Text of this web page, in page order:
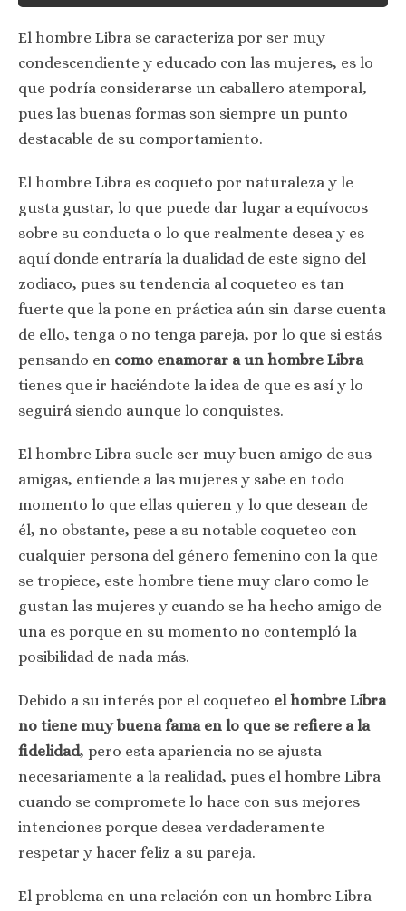
El hombre Libra se caracteriza por ser muy
condescendiente y educado con las mujeres, es lo
que podría considerarse un caballero atemporal,
pues las buenas formas son siempre un punto
destacable de su comportamiento.
El hombre Libra es coqueto por naturaleza y le
gusta gustar, lo que puede dar lugar a equívocos
sobre su conducta o lo que realmente desea y es
aquí donde entraría la dualidad de este signo del
zodiaco, pues su tendencia al coqueteo es tan
fuerte que la pone en práctica aún sin darse cuenta
de ello, tenga o no tenga pareja, por lo que si estás
pensando en como enamorar a un hombre Libra
tienes que ir haciéndote la idea de que es así y lo
seguirá siendo aunque lo conquistes.
El hombre Libra suele ser muy buen amigo de sus
amigas, entiende a las mujeres y sabe en todo
momento lo que ellas quieren y lo que desean de
él, no obstante, pese a su notable coqueteo con
cualquier persona del género femenino con la que
se tropiece, este hombre tiene muy claro como le
gustan las mujeres y cuando se ha hecho amigo de
una es porque en su momento no contempló la
posibilidad de nada más.
Debido a su interés por el coqueteo el hombre Libra
no tiene muy buena fama en lo que se refiere a la
fidelidad, pero esta apariencia no se ajusta
necesariamente a la realidad, pues el hombre Libra
cuando se compromete lo hace con sus mejores
intenciones porque desea verdaderamente
respetar y hacer feliz a su pareja.
El problema en una relación con un hombre Libra